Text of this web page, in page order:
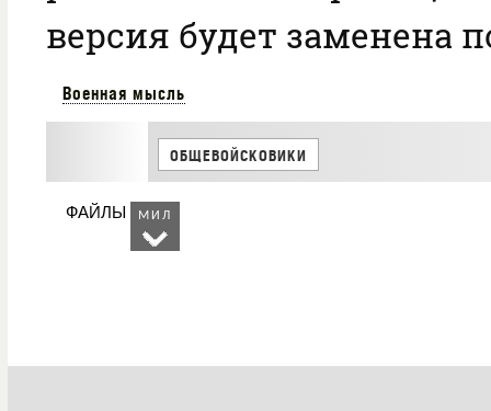
версия будет заменена
Военная мысль
ОБЩЕВОЙСКОВИКИ
ФАЙЛЫ МИЛ